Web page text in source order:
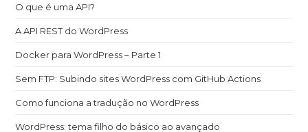
O que é uma API?
A API REST do WordPress
Docker para WordPress – Parte 1
Sem FTP: Subindo sites WordPress com GitHub Actions
Como funciona a tradução no WordPress
WordPress: tema filho do básico ao avançado